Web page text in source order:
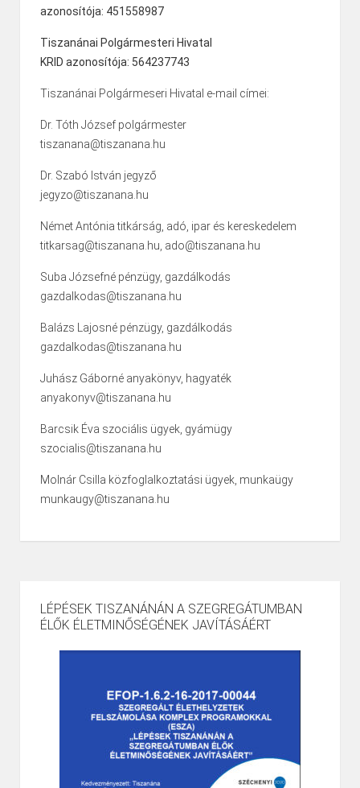
azonosítója: 451558987
Tiszanánai Polgármesteri Hivatal
KRID azonosítója: 564237743
Tiszanánai Polgármeseri Hivatal e-mail címei:
Dr. Tóth József polgármester
tiszanana@tiszanana.hu
Dr. Szabó István jegyző
jegyzo@tiszanana.hu
Német Antónia titkárság, adó, ipar és kereskedelem
titkarsag@tiszanana.hu, ado@tiszanana.hu
Suba Józsefné pénzügy, gazdálkodás
gazdalkodas@tiszanana.hu
Balázs Lajosné pénzügy, gazdálkodás
gazdalkodas@tiszanana.hu
Juhász Gáborné anyakönyv, hagyaték
anyakonyv@tiszanana.hu
Barcsik Éva szociális ügyek, gyámügy
szocialis@tiszanana.hu
Molnár Csilla közfoglalkoztatási ügyek, munkaügy
munkaugy@tiszanana.hu
LÉPÉSEK TISZANÁNÁN A SZEGREGÁTUMBAN
ÉLŐK ÉLETMINŐSÉGÉNEK JAVÍTÁSÁÉRT